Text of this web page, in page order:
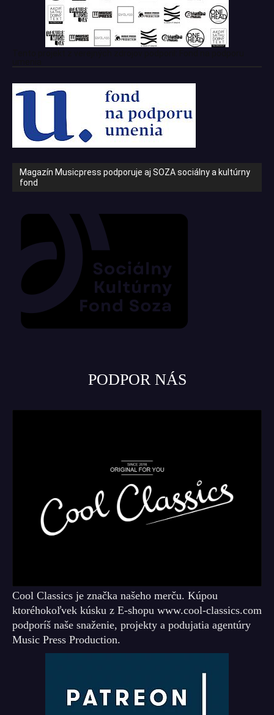
Magazín Musicpress podporuje aj SOZA sociálny a kultúrny
fond
PODPOR NÁS
Cool Classics je značka našeho merču. Kúpou
ktoréhokoľvek kúsku z E-shopu www.cool-classics.com
podporíš naše snaženie, projekty a podujatia agentúry
Music Press Production.